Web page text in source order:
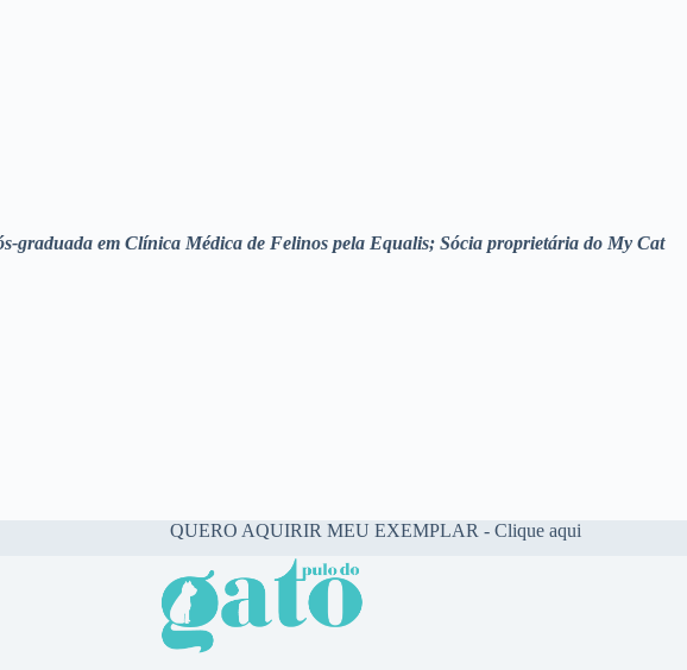
graduada em Clínica Médica de Felinos pela Equalis; Sócia proprietária do My Cat
QUERO AQUIRIR MEU EXEMPLAR - Clique aqui